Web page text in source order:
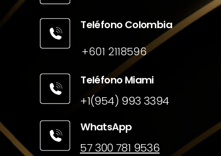
Teléfono Colombia
+601 2118596
Teléfono Miami
+1(954) 993 3394
WhatsApp
57 300 781 9536